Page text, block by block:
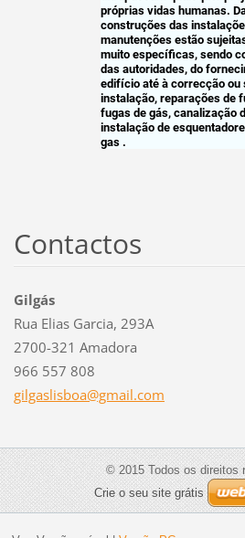
próprias vidas humanas.
construções das
manutenções estão
muito específicas, sendo
das autoridades, do
edifício até à correcção ou
instalação, reparações de
fugas de gás, canalização
instalação de
gas .
Contactos
Gilgás
Rua Elias Garcia, 293A
2700-321 Amadora
966 557 808
gilgaslisboa@gmail.com
© 2015 Todos os direitos
Crie o seu site grátis